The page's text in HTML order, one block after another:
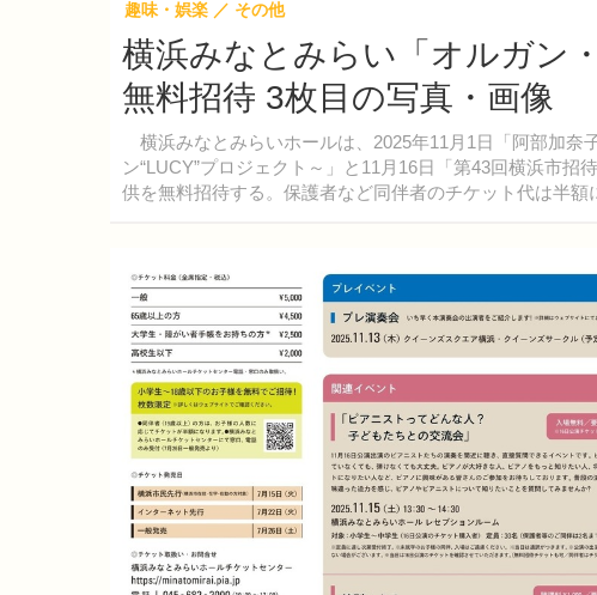
横浜みなとみらい「オルガン
無料招待 3枚目の写真・画像
横浜みなとみらいホールは、2025年11月1日「阿部加奈
ン“LUCY”プロジェクト～」と11月16日「第43回横浜市
供を無料招待する。保護者など同伴者のチケット代は半額
趣味・娯楽 その他